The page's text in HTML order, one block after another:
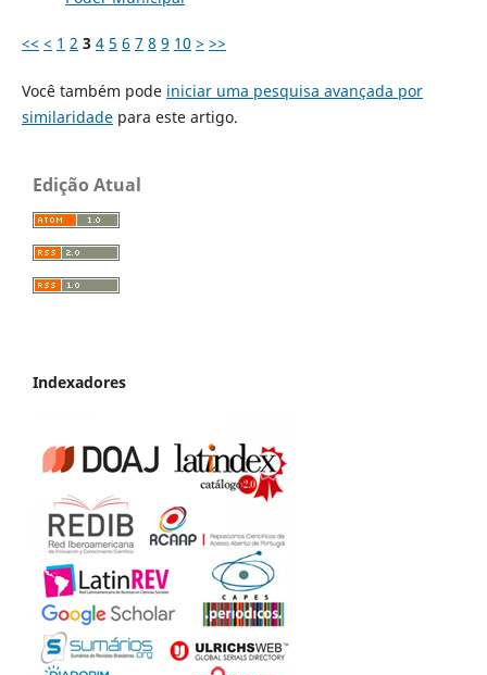
<< < 1 2 3 4 5 6 7 8 9 10 > >>
Você também pode iniciar uma pesquisa avançada por
similaridadepara este artigo.
Edição Atual
Indexadores